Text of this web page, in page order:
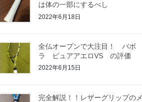
は体の一部にするべし
2022年6月18日
全仏オープンで大注目！ バボ
ラ ピュアアエロVS の評価
2022年6月15日
完全解説！！レザーグリップのメ